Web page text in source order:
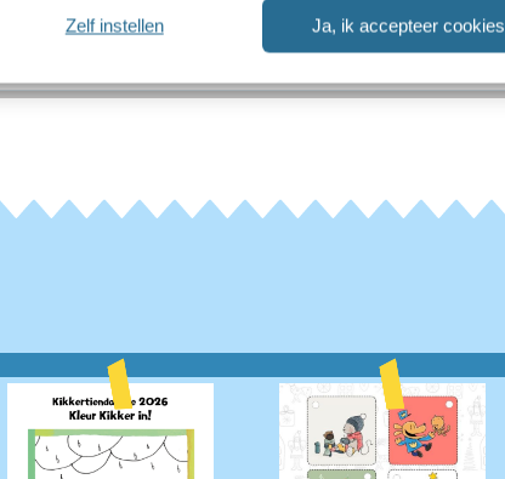
Ja, ik accepteer cookies
Zelf instellen